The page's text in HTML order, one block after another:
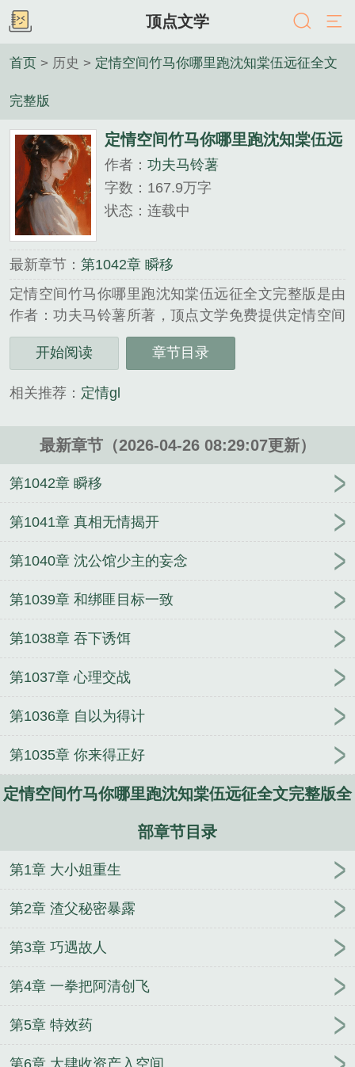
顶点文学
首页 > 历史 > 定情空间竹马你哪里跑沈知棠伍远征全文
完整版
定情空间竹马你哪里跑沈知棠伍远
征全文完整版
作者： 功夫马铃薯
字数：167.9万字
状态：连载中
最新章节： 第1042章 瞬移
定情空间竹马你哪里跑沈知棠伍远征全文完整版是由
作者：功夫马铃薯所著，顶点文学免费提供定情空间
竹马你哪里跑沈知棠伍远征全文完整版全文在线阅
读。
《定情空间竹马你哪里跑沈知棠伍远征全文完整版》
开始阅读 章节目录
相关推荐： 定情gl
最新章节（2026-04-26 08:29:07更新）
第1042章 瞬移
第1041章 真相无情揭开
第1040章 沈公馆少主的妄念
第1039章 和绑匪目标一致
第1038章 吞下诱饵
第1037章 心理交战
第1036章 自以为得计
第1035章 你来得正好
定情空间竹马你哪里跑沈知棠伍远征全文完整版全
部章节目录
第1章 大小姐重生
第2章 渣父秘密暴露
第3章 巧遇故人
第4章 一拳把阿清创飞
第5章 特效药